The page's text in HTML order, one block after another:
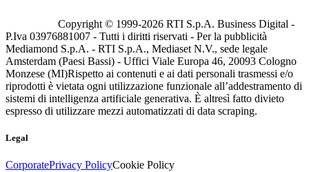
Copyright © 1999-2026 RTI S.p.A. Business Digital -
P.Iva 03976881007 - Tutti i diritti riservati - Per la pubblicità
Mediamond S.p.A. - RTI S.p.A., Mediaset N.V., sede legale
Amsterdam (Paesi Bassi) - Uffici Viale Europa 46, 20093 Cologno
Monzese (MI)Rispetto ai contenuti e ai dati personali trasmessi e/o
riprodotti è vietata ogni utilizzazione funzionale all’addestramento di
sistemi di intelligenza artificiale generativa. È altresì fatto divieto
espresso di utilizzare mezzi automatizzati di data scraping.
Legal
CorporatePrivacy PolicyCookie Policy